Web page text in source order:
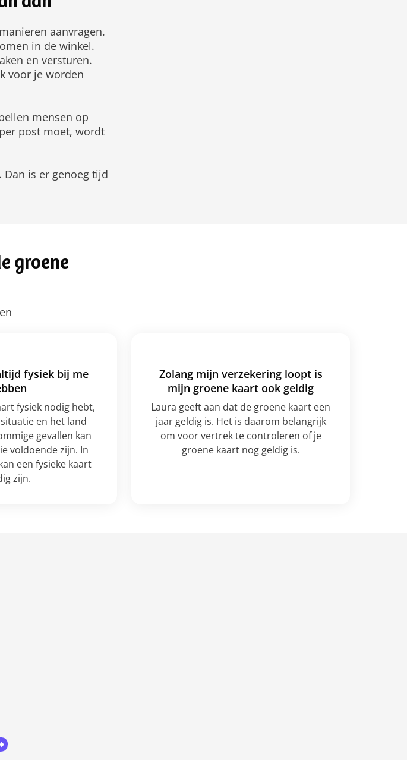
aanvragen.
in de winkel.
en versturen.
voor je worden
mensen op
post moet, wordt
Dan is er genoeg tijd
groene
fysiek bij me
fysiek nodig hebt,
en het land
gevallen kan
voldoende zijn. In
een fysieke kaart
zijn.
Zolang mijn verzekering loopt is
mijn groene kaart ook geldig
Laura geeft aan dat de groene kaart een
jaar geldig is. Het is daarom belangrijk
om voor vertrek te controleren of je
groene kaart nog geldig is.